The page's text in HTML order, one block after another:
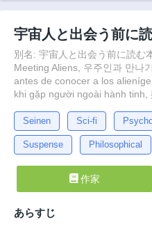
宇宙人と出会う前に
別名: 宇宙人と出会う前に読む
Meeting Aliens, 우주인과 만나
antes de conocer a los
khi gặp người ngoài hành tinh,
Seinen Sci-fi
Suspense Philosophical
作家
あらすじ